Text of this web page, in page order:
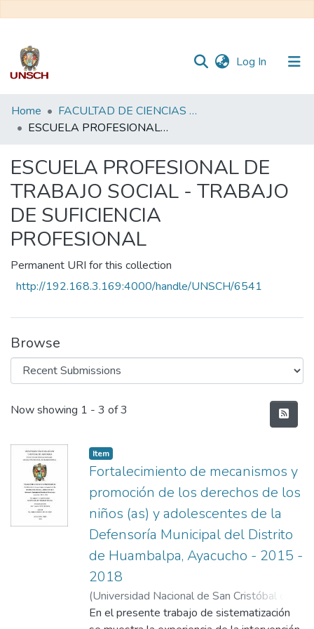
Log In (current)
Communities
&
All of DSpace
Statistics
Home
FACULTAD DE CIENCIAS SOCIALES
ESCUELA PROFESIONAL DE TRABAJO SOCIAL - TRABAJO DE SUFICIENCIA PROFESIONAL
ESCUELA PROFESIONAL DE
TRABAJO SOCIAL - TRABAJO
DE SUFICIENCIA
PROFESIONAL
Permanent URI for this collection
http://192.168.3.169:4000/handle/UNSCH/6541
Browse
Recent Submissions
Now showing 1 - 3 of 3
Item
Fortalecimiento de mecanismos y
promoción de los derechos de los
niños (as) y adolescentes de la
Defensoría Municipal del Distrito
de Huambalpa, Ayacucho - 2015 -
2018
(Universidad Nacional de San Cristóbal de
Huamanga,2024)Teves Rubina, Coceth;
En el presente trabajo de sistematización